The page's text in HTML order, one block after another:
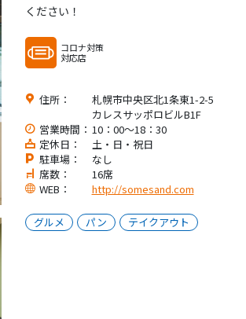
ください！
コロナ対策
対応店
住所：
札幌市中央区北1条東1-2-5
カレスサッポロビルB1F
営業時間： 10：00〜18：30
定休日：
土・日・祝日
駐車場：
なし
席数：
16席
WEB：
http://somesand.com
グルメ パン テイクアウト